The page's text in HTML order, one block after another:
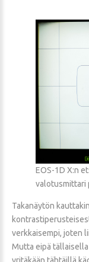
EOS-1D X:n
valotusmittari
Takanäytön
verkkaisempi, joten
Mutta eipä